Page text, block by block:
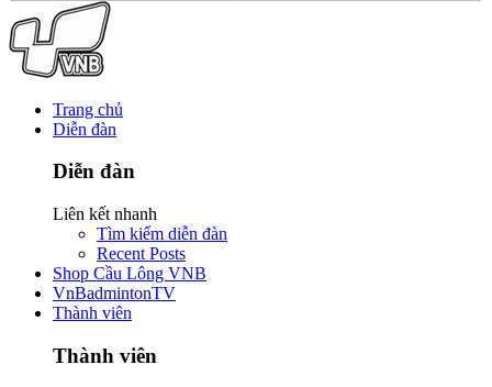
Trang chủ
Diễn đàn
Diễn đàn
Liên kết nhanh
Tìm kiếm diễn đàn
Recent Posts
Shop Cầu Lông VNB
VnBadmintonTV
Thành viên
Thành viên